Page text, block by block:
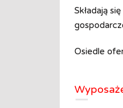
Składają
Osiedle
4
Rodzaj